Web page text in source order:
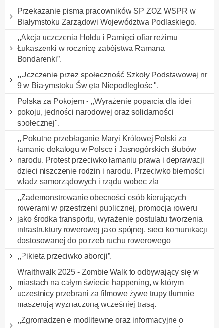
Przekazanie pisma pracowników SP ZOZ WSPR w
Białymstoku Zarządowi Województwa Podlaskiego.
,,Akcja uczczenia Hołdu i Pamięci ofiar reżimu
Łukaszenki w rocznicę zabójstwa Ramana
Bondarenki”.
,,Uczczenie przez społeczność Szkoły Podstawowej nr
9 w Białymstoku Święta Niepodległości".
Polska za Pokojem - ,,Wyrażenie poparcia dla idei
pokoju, jedności narodowej oraz solidarności
społecznej".
,, Pokutne przebłaganie Maryi Królowej Polski za
łamanie dekalogu w Polsce i Jasnogórskich ślubów
narodu. Protest przeciwko łamaniu prawa i deprawacji
dzieci niszczenie rodzin i narodu. Przeciwko bierności
władz samorządowych i rządu wobec zła
,,Zademonstrowanie obecności osób kierujących
rowerami w przestrzeni publicznej, promocja roweru
jako środka transportu, wyrażenie postulatu tworzenia
infrastruktury rowerowej jako spójnej, sieci komunikacji
dostosowanej do potrzeb ruchu rowerowego
,,Pikieta przeciwko aborcji”.
Wraithwalk 2025 - Zombie Walk to odbywający się w
miastach na całym świecie happening, w którym
uczestnicy przebrani za filmowe żywe trupy tłumnie
maszerują wyznaczoną wcześniej trasą.
,,Zgromadzenie modlitewne oraz informacyjne o